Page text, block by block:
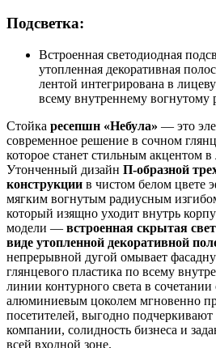
Подсветка:
Встроенная светодиодная
утопленная декоративная
лентой интегрирована в
всему внутреннему вогнутому
Стойка ресепшн «Небула» — это
современное решение в сочном
которое станет стильным акцентом
Утонченный дизайн П-образной
конструкции в чистом белом цвете
мягким вогнутым радиусным
который изящно уходит внутрь
модели — встроенная скрытая
виде утопленной декоративной
непрерывной дугой омывает
глянцевого пластика по всему
линии контурного света в
алюминиевым цоколем мгновенно
посетителей, выгодно подчеркивают
компании, солидность бизнеса и
всей входной зоне.